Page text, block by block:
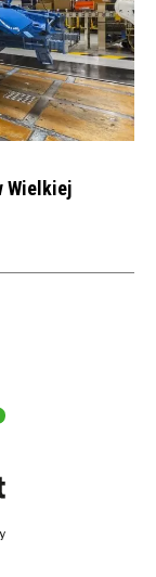
Wielkiej